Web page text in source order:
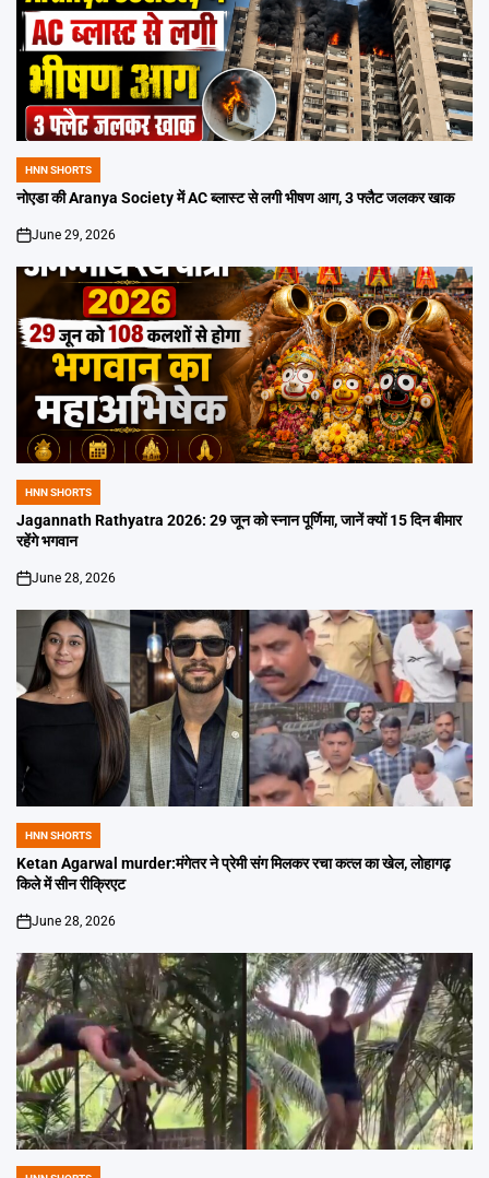
POSTED
IN
HNN SHORTS
नोएडा की Aranya Society में AC ब्लास्ट से लगी भीषण आग, 3 फ्लैट जलकर खाक
on
June 29, 2026
POSTED
IN
HNN SHORTS
Jagannath Rathyatra 2026: 29 जून को स्नान पूर्णिमा, जानें क्यों 15 दिन बीमार
रहेंगे भगवान
on
June 28, 2026
POSTED
IN
HNN SHORTS
Ketan Agarwal murder:मंगेतर ने प्रेमी संग मिलकर रचा कत्ल का खेल, लोहागढ़
किले में सीन रीक्रिएट
on
June 28, 2026